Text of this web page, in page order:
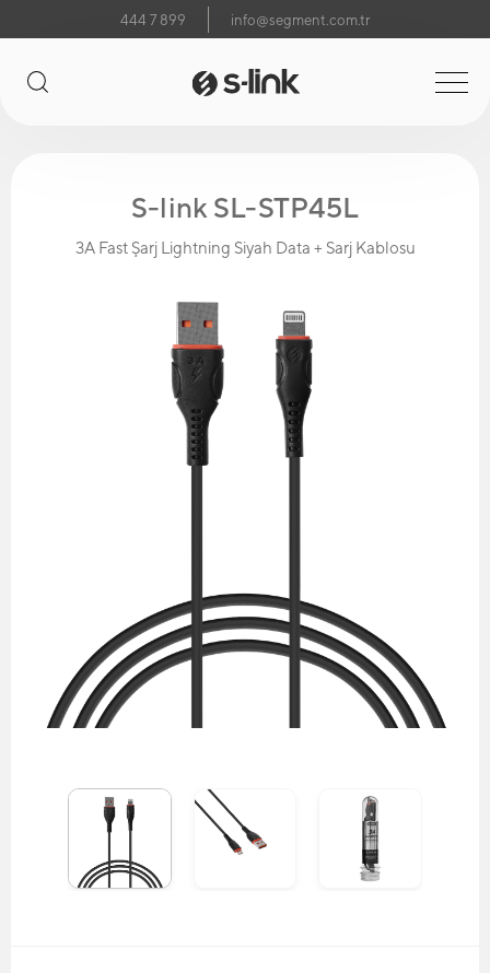
444 7 899 info@segment.com.tr
S-link SL-STP45L
3A Fast Şarj Lightning Siyah Data + Sarj Kablosu